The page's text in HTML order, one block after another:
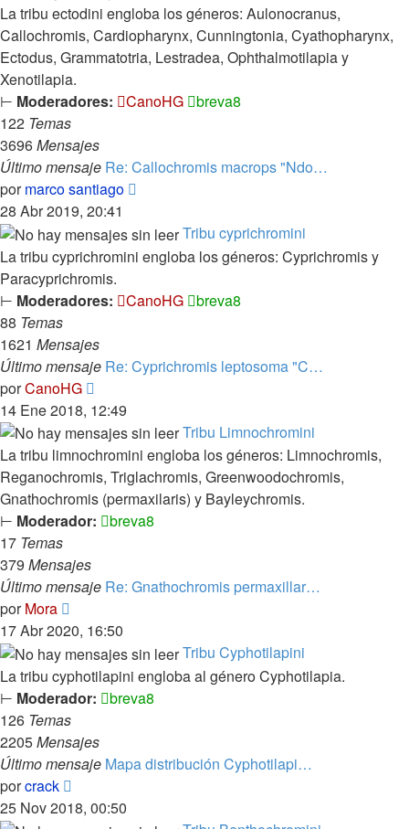
La tribu ectodini engloba los géneros: Aulonocranus,
Callochromis, Cardiopharynx, Cunningtonia, Cyathopharynx,
Ectodus, Grammatotria, Lestradea, Ophthalmotilapia y
Xenotilapia.
⊢ Moderadores: CanoHG
breva8
122 Temas
3696Mensajes
Último mensaje Re: Callochromis macrops "Ndo…
pormarco santiago
mensaje
28 Abr 2019, 20:41
Tribu cyprichromini
La tribu cyprichromini engloba los géneros: Cyprichromis y
Paracyprichromis.
⊢ Moderadores: CanoHG
breva8
88 Temas
1621 Mensajes
Último mensaje Re: Cyprichromis leptosoma "C…
porCanoHG
último
mensaje
14 Ene 2018, 12:49
Tribu Limnochromini
La tribu limnochromini engloba los géneros: Limnochromis,
Reganochromis, Triglachromis, Greenwoodochromis,
Gnathochromis (permaxilaris) y Bayleychromis.
⊢ Moderador:
breva8
17 Temas
379 Mensajes
Último mensaje Re: Gnathochromis permaxillar…
porMora
último
mensaje
17 Abr 2020, 16:50
Tribu Cyphotilapini
La tribu cyphotilapini engloba al género Cyphotilapia.
⊢ Moderador:
breva8
126 Temas
2205Mensajes
Último mensaje Mapa distribución Cyphotilapi…
porcrack
último
25 Nov 2018, 00:50